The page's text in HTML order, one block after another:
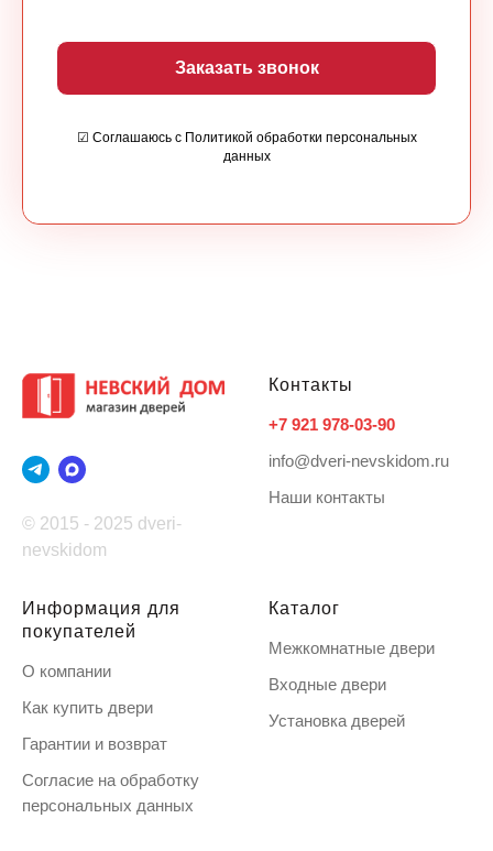
Заказать звонок
☑ Соглашаюсь с Политикой обработки персональных
данных
© 2015 - 2025 dveri-
nevskidom
Контакты
+7 921 978-03-90
info@dveri-nevskidom.ru
Наши контакты
Информация для
покупателей
О компании
Как купить двери
Гарантии и возврат
Согласие на обработку
персональных данных
Каталог
Межкомнатные двери
Входные двери
Установка дверей